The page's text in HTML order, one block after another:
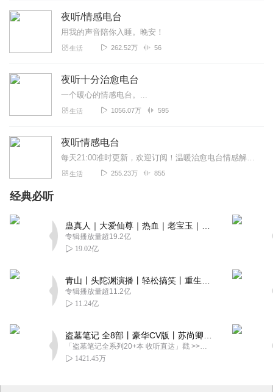
夜听/情感电台
用我的声音陪你入睡。晚安！
生活 262.52万 56
夜听十分治愈电台
一个暖心的情感电台。...
生活 1056.07万 595
夜听情感电台
每天21:00准时更新，欢迎订阅！温暖治愈电台情感解忧｜治愈心灵｜温暖陪伴声音都是有温度的尤其是夜晚的声音就像此刻孤独的你需要一个声音为你解忧Hey，我是琉璃浅...
生活 255.23万 855
经典必听
专辑播放量超19.2亿
19.02亿
专辑播放量超11.2亿
11.24亿
「盗墓笔记全系列20+本 收听直达」戳 >>改编自南派三叔同名作品，腾讯音乐娱乐集团出品，冠声文化制作，...
1421.45万